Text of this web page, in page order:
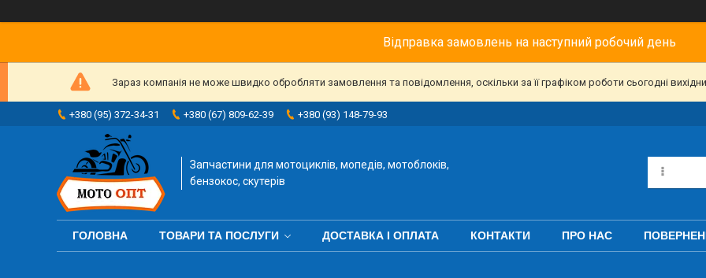
Відправка замовлень на наступний робочий день
Зараз компанія не може швидко обробляти замовлення та повідомлення, оскільки за її графіком роботи сьогодні
+380 (95) 372-34-31 +380 (67) 809-62-39 +380 (93) 148-79-93
Запчастини для мотоциклів, мопедів, мотоблоків,
бензокос, скутерів
ГОЛОВНА ТОВАРИ ТА ПОСЛУГИ ДОСТАВКА І ОПЛАТА КОНТАКТИ ПРО НАС